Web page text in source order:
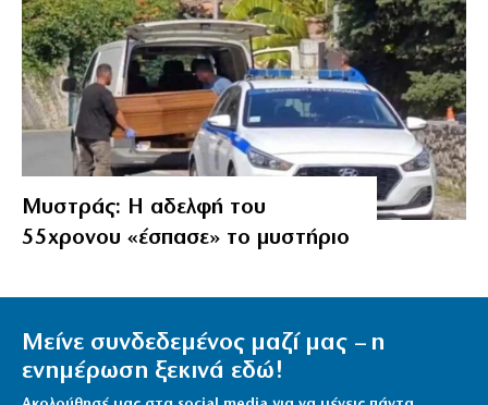
Μυστράς: Η αδελφή του
55χρονου «έσπασε» το μυστήριο
Μείνε συνδεδεμένος μαζί μας – η
ενημέρωση ξεκινά εδώ!